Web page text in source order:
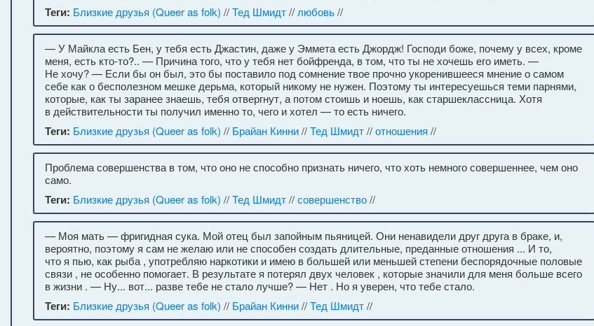
Теги: Близкие друзья (Queer as folk) //Тед Шмидт// любовь//
— У Майкла есть Бен, у тебя есть Джастин, даже у Эммета есть Джордж! Господи боже, почему у всех, кроме
меня, есть кто-то?.. — Причина того, что у тебя нет бойфренда, в том, что ты не хочешь его иметь. —
Не хочу? — Если бы он был, это бы поставило под сомнение твое прочно укоренившееся мнение о самом
себе как о бесполезном мешке дерьма, который никому не нужен. Поэтому ты интересуешься теми парнями,
которые, как ты заранее знаешь, тебя отвергнут, а потом стоишь и ноешь, как старшеклассница. Хотя
в действительности ты получил именно то, чего и хотел — то есть ничего.
Теги: Близкие друзья (Queer as folk) // Брайан Кинни//Тед Шмидт//отношения //
Проблема совершенства в том, что оно не способно признать ничего, что хоть немного совершеннее, чем оно
само.
Теги: Близкие друзья (Queer as folk) //Тед Шмидт//совершенство//
— Моя мать — фригидная сука. Мой отец был запойным пьяницей. Они ненавидели друг друга в браке, и,
вероятно, поэтому я сам не желаю или не способен создать длительные, преданные отношения ... И то,
что я пью, как рыба , употребляю наркотики и имею в большей или меньшей степени беспорядочные половые
связи , не особенно помогает. В результате я потерял двух человек , которые значили для меня больше всего
в жизни . — Ну... вот... разве тебе не стало лучше? — Нет . Но я уверен, что тебе стало.
Теги: Близкие друзья (Queer as folk) // Брайан Кинни//Тед Шмидт//